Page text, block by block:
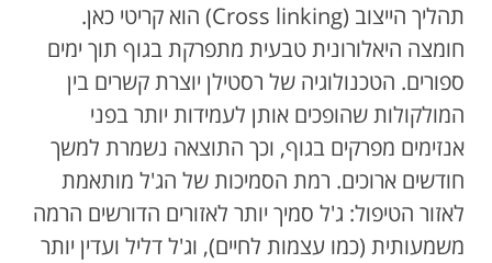
תהליך הייצוב (Cross linking) הוא קריטי כאן.
חומצה היאלורונית טבעית מתפרקת בגוף תוך ימים
ספורים. הטכנולוגיה של רסטילן יוצרת קשרים בין
המולקולות שהופכים אותן לעמידות יותר בפני
אנזימים מפרקים בגוף, וכך התוצאה נשמרת למשך
חודשים ארוכים. רמת הסמיכות של הג'ל מותאמת
לאזור הטיפול: ג'ל סמיך יותר לאזורים הדורשים הרמה
משמעותית (כמו עצמות לחיים), וג'ל דליל ועדין יותר